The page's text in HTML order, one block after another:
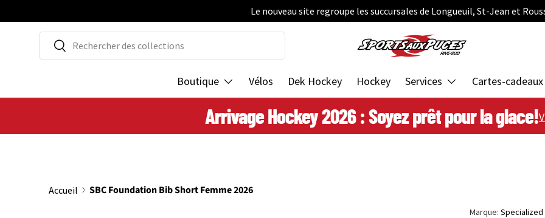
ALLER AU CONTENU
Le nouveau site regroupe les succursales de Longueuil, St-Jean et
Recherche
Rechercher
Boutique Vélos Dek Hockey Hockey Services Cartes-cadeaux
Arrivage Hockey 2026 : Soyez prêt pour la glace!
Accueil SBC Foundation Bib Short Femme 2026
Marque:Specialized